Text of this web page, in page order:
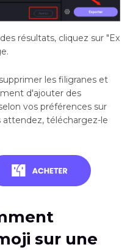
résultats, cliquez sur "Ex
les filigranes et
d'ajouter des
vos préférences sur
attendez, téléchargez-le
sur une